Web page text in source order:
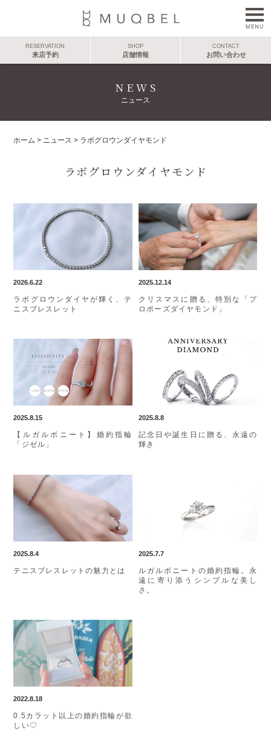
RESERVATION
来店予約
SHOP
店舗情報
CONTACT
お問い合わせ
NEWS
ニュース
ホーム > ニュース > ラボグロウンダイヤモンド
ラボグロウンダイヤモンド
2026.6.22
ラボグロウンダイヤが輝く、テ
ニスブレスレット
2025.12.14
クリスマスに贈る、特別な「プ
ロポーズダイヤモンド」
2025.8.15
【ルガルボニート】婚約指輪
「ジゼル」
2025.8.8
記念日や誕生日に贈る、永遠の
輝き
2025.8.4
テニスブレスレットの魅力とは
2025.7.7
ルガルボニートの婚約指輪。永
遠に寄り添うシンプルな美し
さ。
2022.8.18
0.5カラット以上の婚約指輪が欲
しい♡